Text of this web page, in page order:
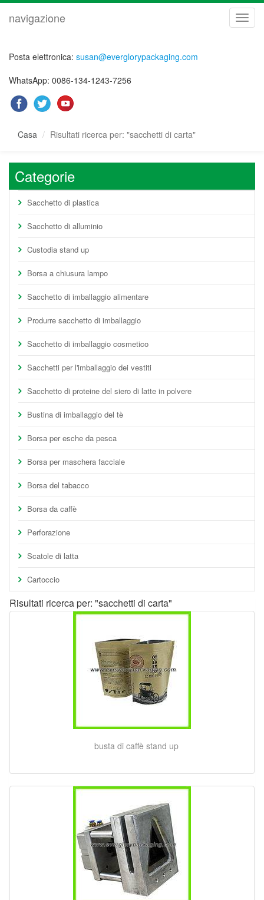
navigazione
Posta elettronica: susan@everglorypackaging.com
WhatsApp: 0086-134-1243-7256
Casa Risultati ricerca per: "sacchetti di carta"
Categorie
Sacchetto di plastica
Sacchetto di alluminio
Custodia stand up
Borsa a chiusura lampo
Sacchetto di imballaggio alimentare
Produrre sacchetto di imballaggio
Sacchetto di imballaggio cosmetico
Sacchetti per l'imballaggio dei vestiti
Sacchetto di proteine del siero di latte in polvere
Bustina di imballaggio del tè
Borsa per esche da pesca
Borsa per maschera facciale
Borsa del tabacco
Borsa da caffè
Perforazione
Scatole di latta
Cartoccio
Risultati ricerca per: "sacchetti di carta"
busta di caffè stand up